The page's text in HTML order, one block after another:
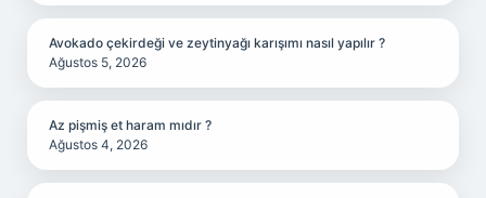
Avokado çekirdeği ve zeytinyağı karışımı nasıl yapılır ?
Ağustos 5, 2026
Az pişmiş et haram mıdır ?
Ağustos 4, 2026